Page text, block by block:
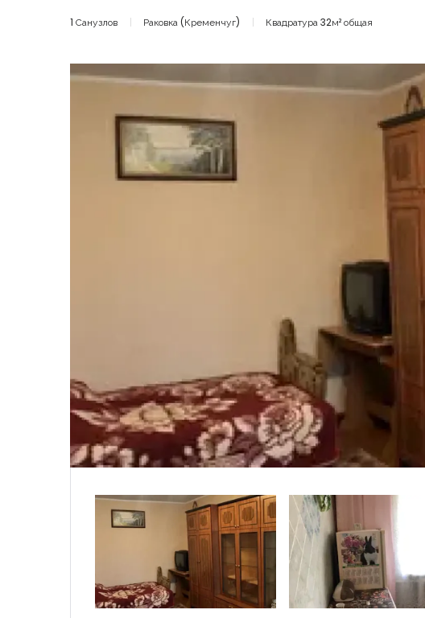
1 Санузлов Раковка (Кременчуг) Квадратура 32м² общая